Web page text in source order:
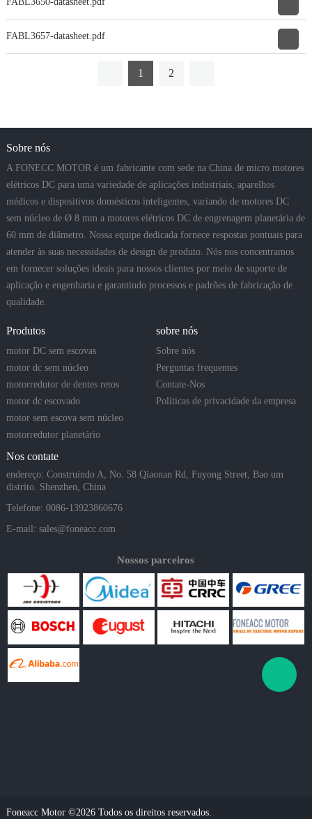
FABL3657-datasheet.pdf
1 2
Sobre nós
A FONECC MOTOR é um fabricante com sede na China de micro motores
elétricos DC para uma variedade de aplicações industriais, aparelhos
médicos e dispositivos domésticos inteligentes, variando de motores DC
sem núcleo de Ø 8 mm a motores elétricos DC de engrenagem planetária de
60 mm de diâmetro. Nossa equipe dedicada fornece respostas pontuais para
atender às suas necessidades de design de produto. Nós nos concentramos
em fornecer soluções ideais para nossos clientes por meio de suporte de
aplicação e engenharia e garantindo processos e padrões de fabricação de
qualidade.
Produtos
motor DC sem escovas
motor dc sem núcleo
motorredutor de dentes retos
motor dc escovado
motor sem escova sem núcleo
motorredutor planetário
sobre nós
Sobre nós
Perguntas frequentes
Contate-Nos
Políticas de privacidade da empresa
Nos contate
endereço: Construindo A, No. 58 Qiaonan Rd, Fuyong Street, Bao um
distrito. Shenzhen, China
Telefone: 0086-13923860676
E-mail: sales@foneacc.com
Nossos parceiros
Foneacc Motor ©2026 Todos os direitos reservados.